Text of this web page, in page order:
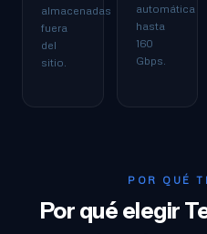
almacenadas
fuera
del
sitio.
automática
hasta
160
Gbps.
POR QUÉ
Por qué elegir